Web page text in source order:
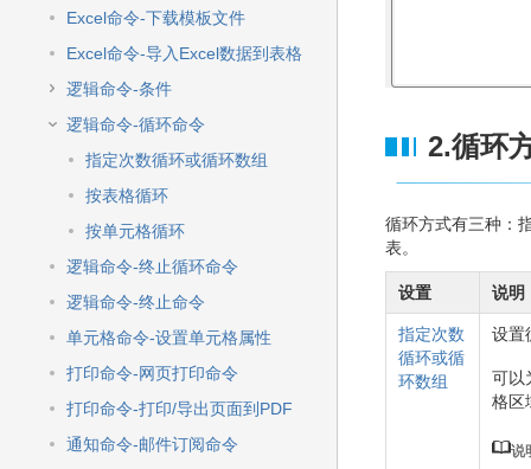
Excel命令-下载模板文件
Excel命令-导入Excel数据到表格
逻辑命令-条件
逻辑命令-循环命令
指定次数循环或循环数组
按表格循环
按单元格循环
逻辑命令-终止循环命令
逻辑命令-终止命令
单元格命令-设置单元格属性
打印命令-网页打印命令
打印命令-打印/导出页面到PDF
通知命令-邮件订阅命令
2.循环
循环方式有三种：
表。
设置 说明
指定次数
循环或循
环数组
设置
可以
格区
说